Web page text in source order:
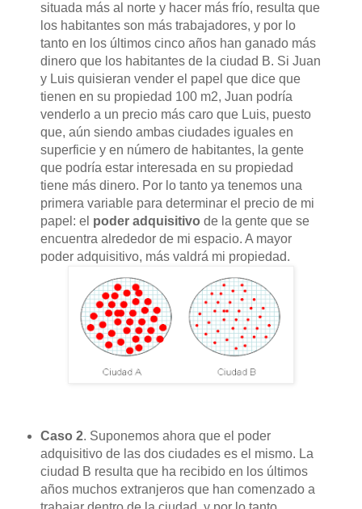
situada más al norte y hacer más frío, resulta que
los habitantes son más trabajadores, y por lo
tanto en los últimos cinco años han ganado más
dinero que los habitantes de la ciudad B. Si Juan
y Luis quisieran vender el papel que dice que
tienen en su propiedad 100 m2, Juan podría
venderlo a un precio más caro que Luis, puesto
que, aún siendo ambas ciudades iguales en
superficie y en número de habitantes, la gente
que podría estar interesada en su propiedad
tiene más dinero. Por lo tanto ya tenemos una
primera variable para determinar el precio de mi
papel: el poder adquisitivo de la gente que se
encuentra alrededor de mi espacio. A mayor
poder adquisitivo, más valdrá mi propiedad.
Caso 2. Suponemos ahora que el poder
adquisitivo de las dos ciudades es el mismo. La
ciudad B resulta que ha recibido en los últimos
años muchos extranjeros que han comenzado a